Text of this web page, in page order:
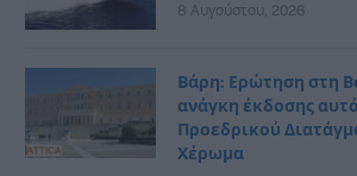
8 Αυγούστου, 2026
Βάρη: Ερώτηση στη
ανάγκη έκδοσης
Προεδρικού
Χέρωμα